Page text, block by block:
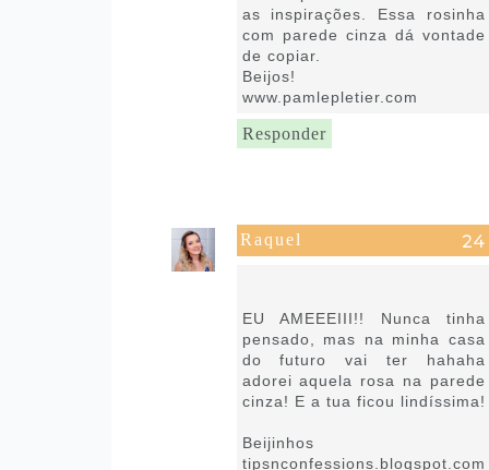
as inspirações. Essa rosinha
com parede cinza dá vontade
de copiar.
Beijos!
www.pamlepletier.com
Responder
Raquel
EU AMEEEIII!! Nunca tinha
pensado, mas na minha casa
do futuro vai ter hahaha
adorei aquela rosa na parede
cinza! E a tua ficou lindíssima!
Beijinhos
tipsnconfessions.blogspot.com